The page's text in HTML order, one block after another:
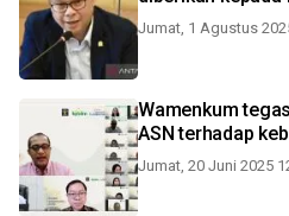
Jumat, 1 Agustus
Wamenkum tegaskan pentingnya kepekaan
ASN terhadap
Jumat, 20 Juni 2025